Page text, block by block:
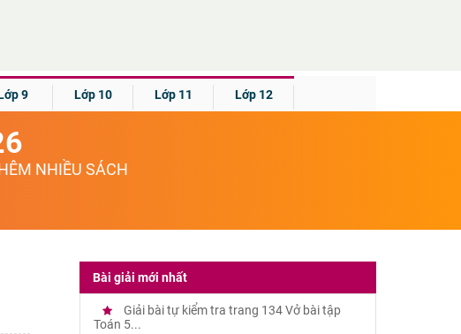
9 Lớp 10 Lớp 11 Lớp 12
NHIỀU SÁCH
Bài giải mới nhất
Giải bài tự kiểm tra trang 134 Vở bài tập
Toán 5...